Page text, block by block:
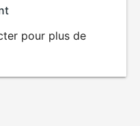
pour plus de